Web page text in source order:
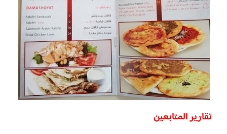
تقارير المتابعين